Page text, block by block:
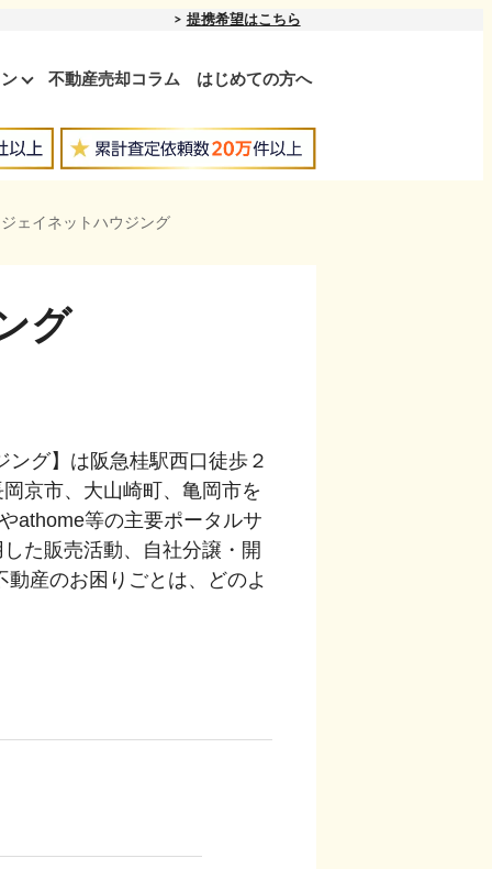
提携希望はこちら
不動産売却コラム はじめての方へ
ェイネットハウジング
グ
グ】は阪急桂駅西口徒歩２
京市、大山崎町、亀岡市を
athome等の主要ポータルサ
た販売活動、自社分譲・開
産のお困りごとは、どのよ